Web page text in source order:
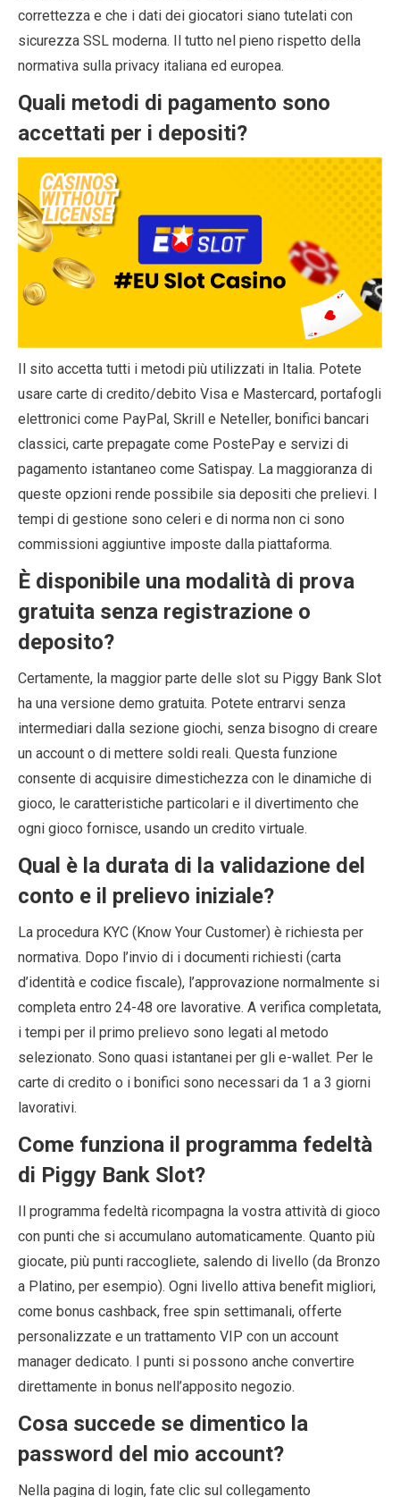
correttezza e che i dati dei giocatori siano tutelati con
sicurezza SSL moderna. Il tutto nel pieno rispetto della
normativa sulla privacy italiana ed europea.
Quali metodi di pagamento sono
accettati per i depositi?
Il sito accetta tutti i metodi più utilizzati in Italia. Potete
usare carte di credito/debito Visa e Mastercard, portafogli
elettronici come PayPal, Skrill e Neteller, bonifici bancari
classici, carte prepagate come PostePay e servizi di
pagamento istantaneo come Satispay. La maggioranza di
queste opzioni rende possibile sia depositi che prelievi. I
tempi di gestione sono celeri e di norma non ci sono
commissioni aggiuntive imposte dalla piattaforma.
È disponibile una modalità di prova
gratuita senza registrazione o
deposito?
Certamente, la maggior parte delle slot su Piggy Bank Slot
ha una versione demo gratuita. Potete entrarvi senza
intermediari dalla sezione giochi, senza bisogno di creare
un account o di mettere soldi reali. Questa funzione
consente di acquisire dimestichezza con le dinamiche di
gioco, le caratteristiche particolari e il divertimento che
ogni gioco fornisce, usando un credito virtuale.
Qual è la durata di la validazione del
conto e il prelievo iniziale?
La procedura KYC (Know Your Customer) è richiesta per
normativa. Dopo l’invio di i documenti richiesti (carta
d’identità e codice fiscale), l’approvazione normalmente si
completa entro 24-48 ore lavorative. A verifica completata,
i tempi per il primo prelievo sono legati al metodo
selezionato. Sono quasi istantanei per gli e-wallet. Per le
carte di credito o i bonifici sono necessari da 1 a 3 giorni
lavorativi.
Come funziona il programma fedeltà
di Piggy Bank Slot?
Il programma fedeltà ricompagna la vostra attività di gioco
con punti che si accumulano automaticamente. Quanto più
giocate, più punti raccogliete, salendo di livello (da Bronzo
a Platino, per esempio). Ogni livello attiva benefit migliori,
come bonus cashback, free spin settimanali, offerte
personalizzate e un trattamento VIP con un account
manager dedicato. I punti si possono anche convertire
direttamente in bonus nell’apposito negozio.
Cosa succede se dimentico la
password del mio account?
Nella pagina di login, fate clic sul collegamento